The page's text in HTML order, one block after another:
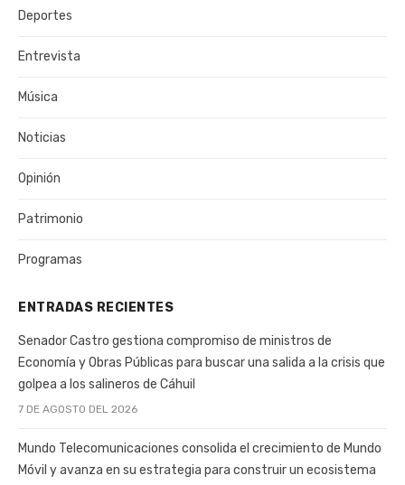
Deportes
Entrevista
Música
Noticias
Opinión
Patrimonio
Programas
ENTRADAS RECIENTES
Senador Castro gestiona compromiso de ministros de
Economía y Obras Públicas para buscar una salida a la crisis que
golpea a los salineros de Cáhuil
7 DE AGOSTO DEL 2026
Mundo Telecomunicaciones consolida el crecimiento de Mundo
Móvil y avanza en su estrategia para construir un ecosistema